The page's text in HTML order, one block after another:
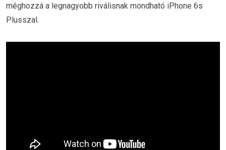
méghozzá a legnagyobb riválisnak mondható iPhone 6s
Plusszal.